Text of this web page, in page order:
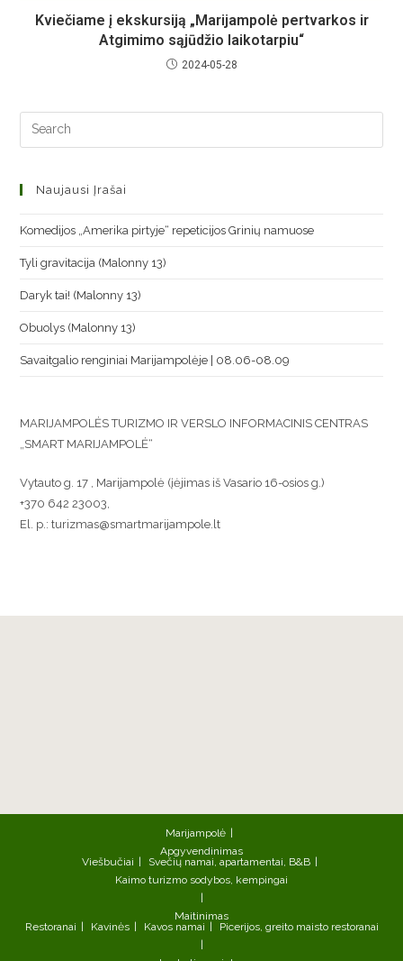
Kviečiame į ekskursiją „Marijampolė pertvarkos ir
Atgimimo sąjūdžio laikotarpiu“
2024-05-28
Naujausi Įrašai
Komedijos „Amerika pirtyje“ repeticijos Grinių namuose
Tyli gravitacija (Malonny 13)
Daryk tai! (Malonny 13)
Obuolys (Malonny 13)
Savaitgalio renginiai Marijampolėje | 08.06-08.09
MARIJAMPOLĖS TURIZMO IR VERSLO INFORMACINIS CENTRAS
„SMART MARIJAMPOLĖ“
Vytauto g. 17 , Marijampolė (įėjimas iš Vasario 16-osios g.)
+370 642 23003,
El. p.: turizmas@smartmarijampole.lt
Marijampolė
Apgyvendinimas
Viešbučiai
Svečių namai, apartamentai, B&B
Kaimo turizmo sodybos, kempingai
Maitinimas
Restoranai
Kavinės Kavos namai Picerijos, greito maisto restoranai